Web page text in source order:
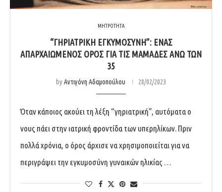
ΜΗΤΡΟΤΗΤΑ
“ΓΗΡΙΑΤΡΙΚΗ ΕΓΚΥΜΟΣΥΝΗ”: ΕΝΑΣ
ΑΠΑΡΧΑΙΩΜΕΝΟΣ ΟΡΟΣ ΓΙΑ ΤΙΣ ΜΑΜΑΔΕΣ ΑΝΩ ΤΩΝ
35
byΑντιγόνη Αδαμοπούλου 28/02/2023
Όταν κάποιος ακούει τη λέξη “γηριατρική”, αυτόματα ο
νους πάει στην ιατρική φροντίδα των υπερηλίκων. Πριν
πολλά χρόνια, ο όρος άρχισε να χρησιμοποιείται για να
περιγράψει την εγκυμοσύνη γυναικών ηλικίας …